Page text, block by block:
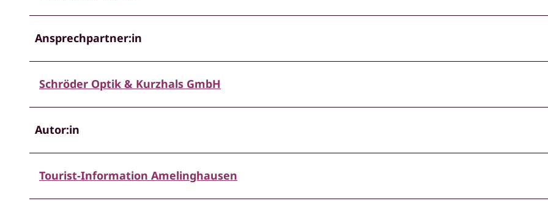
Ansprechpartner:in
Schröder Optik & Kurzhals GmbH
Autor:in
Tourist-Information Amelinghausen